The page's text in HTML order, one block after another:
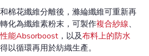
棉花纖維分離後，滌綸纖維可重新再
化為纖維素粉末，可製作複合紗線、
能Absorboost ，以及布料上的防水
以循環再用於紡織生產。